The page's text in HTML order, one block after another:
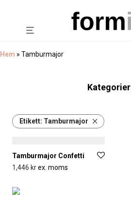
Hem » Tamburmajor
Kategorier
Etikett: Tamburmajor
Tamburmajor Confetti
1,446 krex. moms